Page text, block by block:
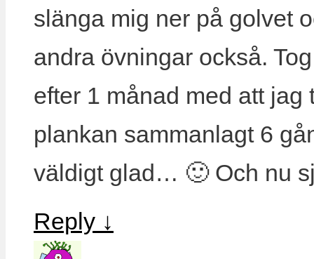
slänga mig ner på golvet
andra övningar också.
efter 1 månad med att
plankan sammanlagt 6
väldigt glad… 🙂 Och nu
Reply ↓